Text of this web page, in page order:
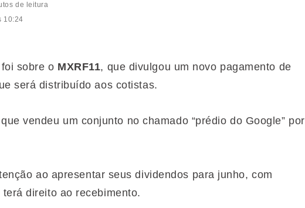
de leitura
10:24
sobre o MXRF11, que divulgou um novo pagamento de
será distribuído aos cotistas.
vendeu um conjunto no chamado “prédio do Google” por
ao apresentar seus dividendos para junho, com
direito ao recebimento.